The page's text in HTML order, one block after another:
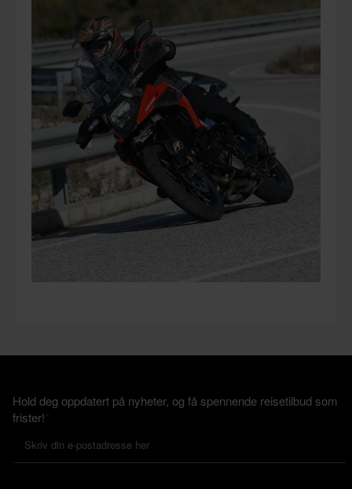
Hold deg oppdatert på nyheter, og få spennende reisetilbud som
frister!*